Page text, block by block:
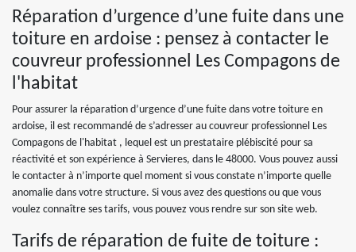
Réparation d’urgence d’une fuite dans une
toiture en ardoise : pensez à contacter le
couvreur professionnel Les Compagons de
l'habitat
Pour assurer la réparation d’urgence d’une fuite dans votre toiture en
ardoise, il est recommandé de s’adresser au couvreur professionnel Les
Compagons de l'habitat , lequel est un prestataire plébiscité pour sa
réactivité et son expérience à Servieres, dans le 48000. Vous pouvez aussi
le contacter à n’importe quel moment si vous constate n’importe quelle
anomalie dans votre structure. Si vous avez des questions ou que vous
voulez connaître ses tarifs, vous pouvez vous rendre sur son site web.
Tarifs de réparation de fuite de toiture :